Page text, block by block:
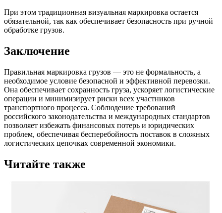
При этом традиционная визуальная маркировка остается
обязательной, так как обеспечивает безопасность при ручной
обработке грузов.
Заключение
Правильная маркировка грузов — это не формальность, а
необходимое условие безопасной и эффективной перевозки.
Она обеспечивает сохранность груза, ускоряет логистические
операции и минимизирует риски всех участников
транспортного процесса. Соблюдение требований
российского законодательства и международных стандартов
позволяет избежать финансовых потерь и юридических
проблем, обеспечивая бесперебойность поставок в сложных
логистических цепочках современной экономики.
Читайте также